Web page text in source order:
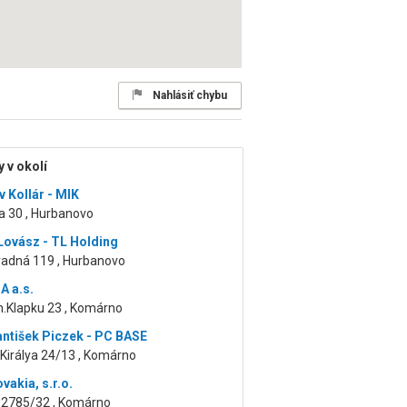
Nahlásiť chybu
v okolí
Kollár - MIK
30 , Hurbanovo
- TL Holding
119 , Hurbanovo
a.s.
23 , Komárno
Piczek - PC BASE
24/13 , Komárno
s.r.o.
32 , Komárno